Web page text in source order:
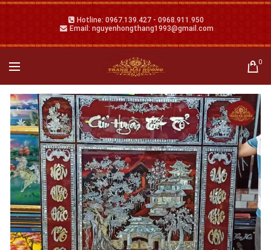
Hotline: 0967.139.427 - 0968.911.950
Email: nguyenhongthang1993@gmail.com
0